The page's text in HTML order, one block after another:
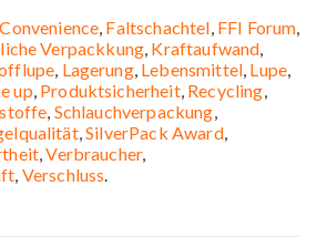
Convenience, Faltschachtel, FFI Forum,
Verpackkung, Kraftaufwand,
, Lagerung, Lebensmittel, Lupe,
up, Produktsicherheit, Recycling,
, Schlauchverpackung,
,SilverPack Award,
,Verbraucher,
, Verschluss.